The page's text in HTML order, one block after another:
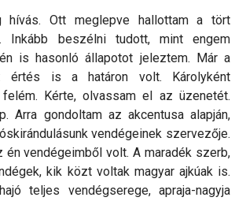
hívás. Ott meglepve hallottam a tört
Inkább beszélni tudott, mint engem
is hasonló állapotot jeleztem. Már a
is a határon volt. Károlyként
Kérte, olvassam el az üzenetét.
Arra gondoltam az akcentusa alapján,
vendégeinek szervezője.
én vendégeimből volt. A maradék szerb,
kik közt voltak magyar ajkúak is.
teljes vendégserege, apraja-nagyja